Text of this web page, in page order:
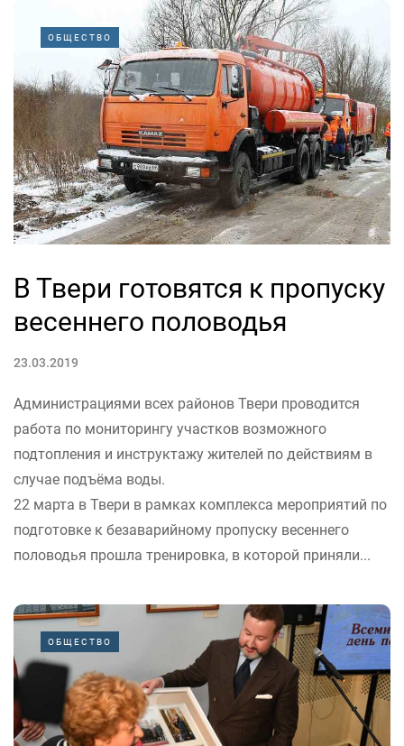
ОБЩЕСТВО
В Твери готовятся к пропуску
весеннего половодья
23.03.2019
Администрациями всех районов Твери проводится
работа по мониторингу участков возможного
подтопления и инструктажу жителей по действиям в
случае подъёма воды.
22 марта в Твери в рамках комплекса мероприятий по
подготовке к безаварийному пропуску весеннего
половодья прошла тренировка, в которой приняли...
ОБЩЕСТВО